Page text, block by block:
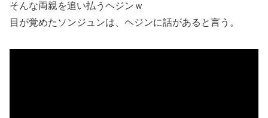
そんな両親を追い払うヘジンｗ
目が覚めたソンジュンは、ヘジンに話があると言う。